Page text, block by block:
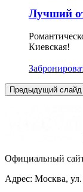
Лучший
Киевская!
Предыдущий слайд
Официальный
Адрес: Москва,